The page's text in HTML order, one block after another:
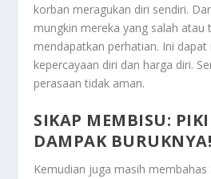
korban meragukan diri sendiri.
mungkin mereka yang salah atau
mendapatkan perhatian. Ini dapat
kepercayaan diri dan harga diri.
perasaan tidak aman.
SIKAP MEMBISU:
DAMPAK BURUKNYA!
Kemudian juga masih membahas